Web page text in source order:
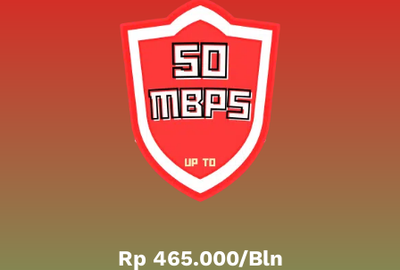
Rp 465.000/bln